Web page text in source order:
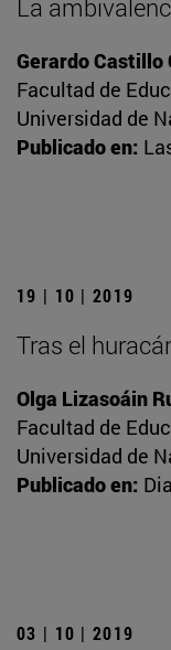
La
Gerardo Castillo
Facultad de
Universidad de
Publicado en:
19 | 10 | 2019
Tras el
Olga Lizasoáin
Facultad de
Universidad de
Publicado en:
03 | 10 | 2019